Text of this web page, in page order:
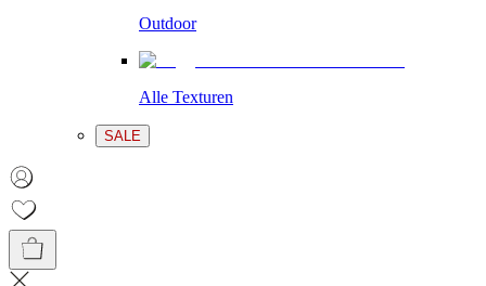
Outdoor
Alle Texturen
SALE